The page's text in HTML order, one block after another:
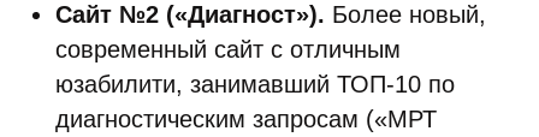
Сайт №2 («Диагност»). Более новый,
современный сайт с отличным
юзабилити, занимавший ТОП-10 по
диагностическим запросам («МРТ